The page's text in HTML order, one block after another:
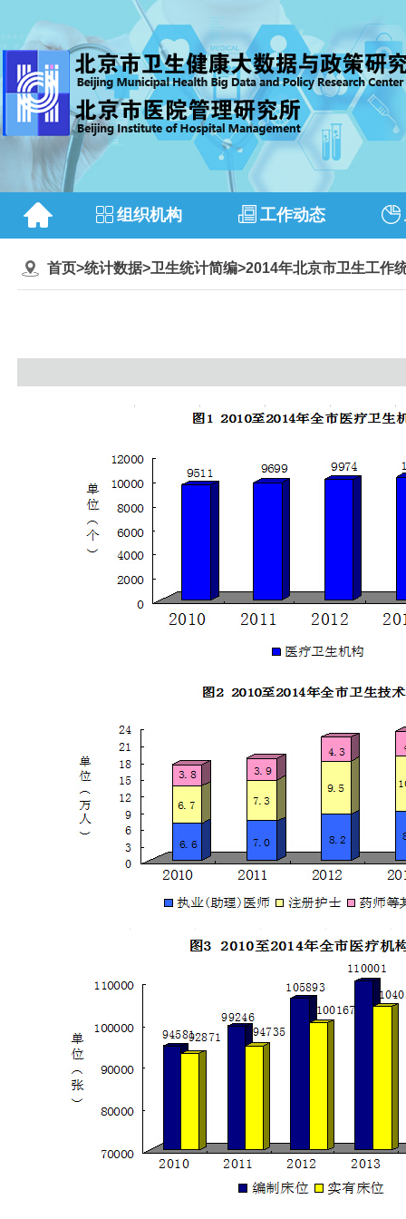
组织机构 工作动态
首页>统计数据>卫生统计简编>2014年北京市卫生工作